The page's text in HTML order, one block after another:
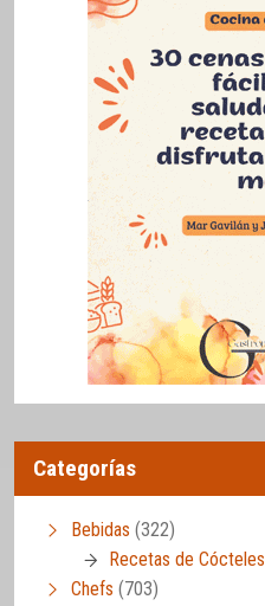
Categorías
Bebidas (322)
Recetas de Cócteles
Chefs (703)